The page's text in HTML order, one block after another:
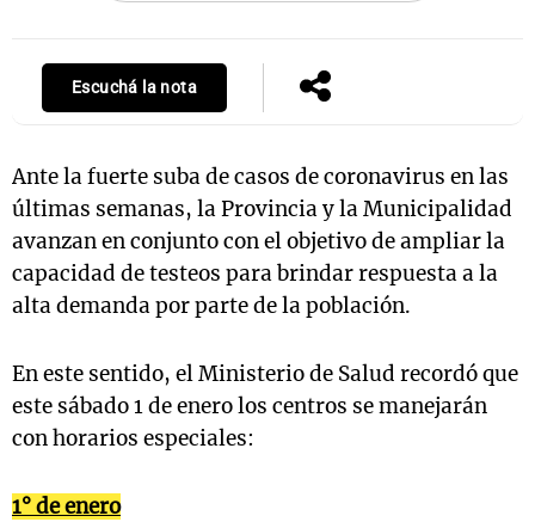
Escuchá la nota
Ante la fuerte suba de casos de coronavirus en las
últimas semanas, la Provincia y la Municipalidad
avanzan en conjunto con el objetivo de ampliar la
capacidad de testeos para brindar respuesta a la
alta demanda por parte de la población.
En este sentido, el Ministerio de Salud recordó que
este sábado 1 de enero los centros se manejarán
con horarios especiales:
1° de enero